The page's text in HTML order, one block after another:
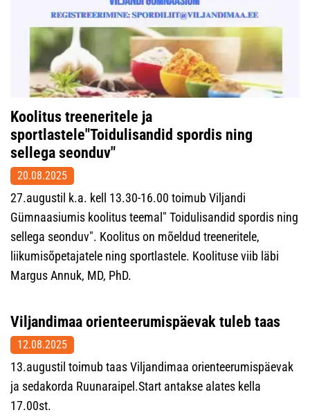
Koolitus treeneritele ja
sportlastele"Toidulisandid spordis ning
sellega seonduv"
20.08.2025
27.augustil k.a. kell 13.30-16.00 toimub Viljandi
Gümnaasiumis koolitus teemal" Toidulisandid spordis ning
sellega seonduv". Koolitus on mõeldud treeneritele,
liikumisõpetajatele ning sportlastele. Koolituse viib läbi
Margus Annuk, MD, PhD.
Viljandimaa orienteerumispäevak tuleb taas
12.08.2025
13.augustil toimub taas Viljandimaa orienteerumispäevak
ja sedakorda Ruunaraipel.Start antakse alates kella
17.00st.